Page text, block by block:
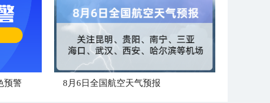
预警 8月6日全国航空天气预报